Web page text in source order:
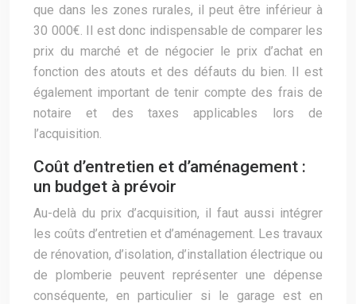
que dans les zones rurales, il peut être inférieur à
30 000€. Il est donc indispensable de comparer les
prix du marché et de négocier le prix d’achat en
fonction des atouts et des défauts du bien. Il est
également important de tenir compte des frais de
notaire et des taxes applicables lors de
l’acquisition.
Coût d’entretien et d’aménagement :
un budget à prévoir
Au-delà du prix d’acquisition, il faut aussi intégrer
les coûts d’entretien et d’aménagement. Les travaux
de rénovation, d’isolation, d’installation électrique ou
de plomberie peuvent représenter une dépense
conséquente, en particulier si le garage est en